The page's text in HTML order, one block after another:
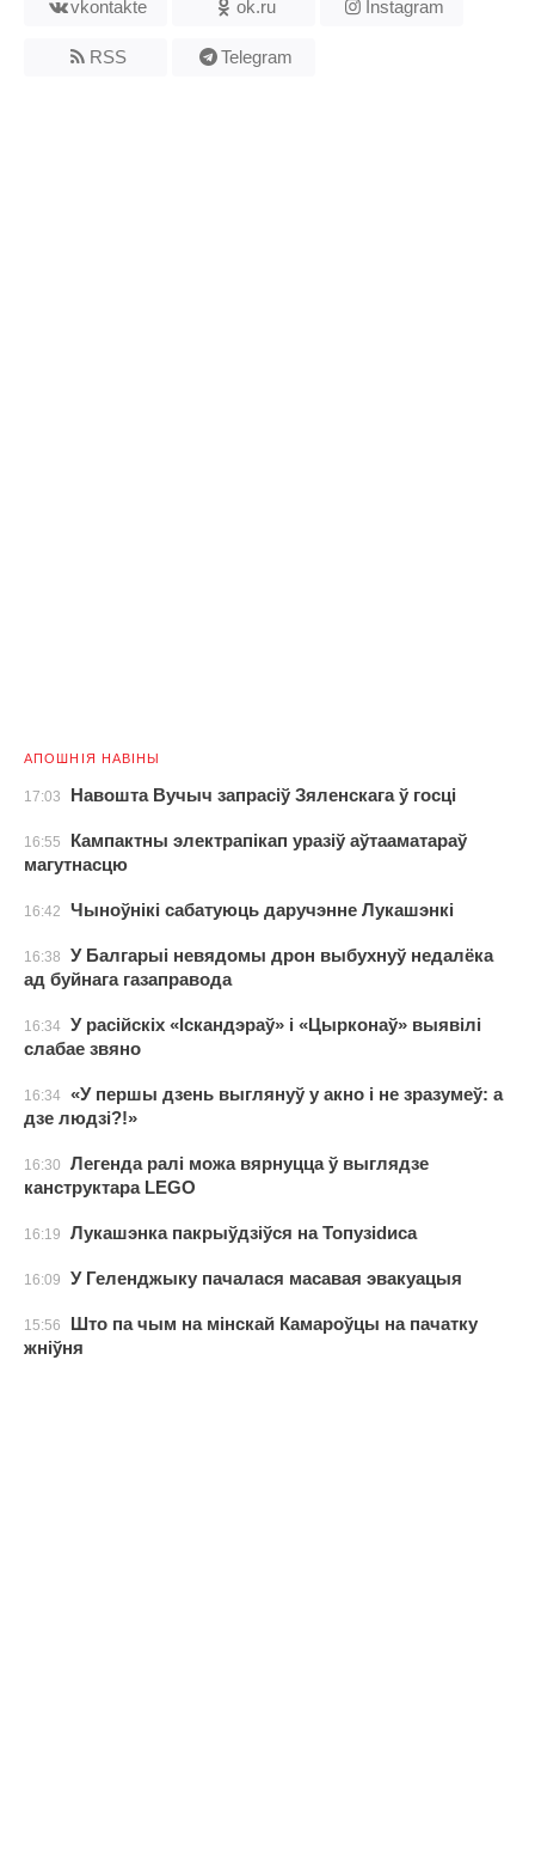
vkontakte ok.ru Instagram
RSS Telegram
АПОШНІЯ НАВІНЫ
17:03 Навошта Вучыч запрасіў Зяленскага ў госці
16:55
Кампактны электрапікап уразіў аўтааматараў
магутнасцю
16:42 Чыноўнікі сабатуюць даручэнне Лукашэнкі
16:38
У Балгарыі невядомы дрон выбухнуў недалёка
ад буйнага газаправода
16:34 У расійскіх «Іскандэраў» і «Цырконаў» выявілі
слабае звяно
16:34 «У першы дзень выглянуў у акно і не зразумеў: а
дзе людзі?!»
16:30
Легенда ралі можа вярнуцца ў выглядзе
канструктара LEGO
16:19 Лукашэнка пакрыўдзіўся на Топузidиса
16:09 У Геленджыку пачалася масавая эвакуацыя
15:56
Што па чым на мінскай Камароўцы на пачатку
жніўня